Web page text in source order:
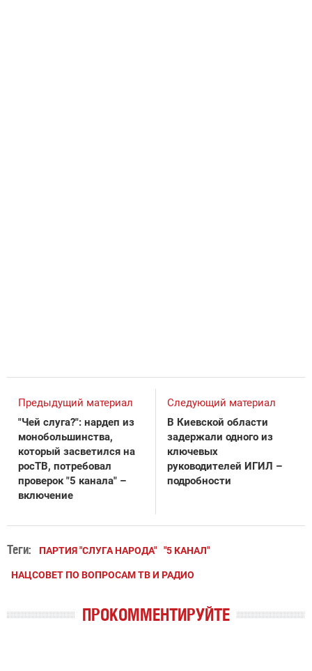
Предыдущий материал
"Чей слуга?": нардеп из
монобольшинства,
который засветился на
росТВ, потребовал
проверок "5 канала" –
включение
Следующий материал
В Киевской области
задержали одного из
ключевых
руководителей ИГИЛ –
подробности
Теги: ПАРТИЯ "СЛУГА НАРОДА" "5 КАНАЛ"
НАЦСОВЕТ ПО ВОПРОСАМ ТВ И РАДИО
ПРОКОММЕНТИРУЙТЕ